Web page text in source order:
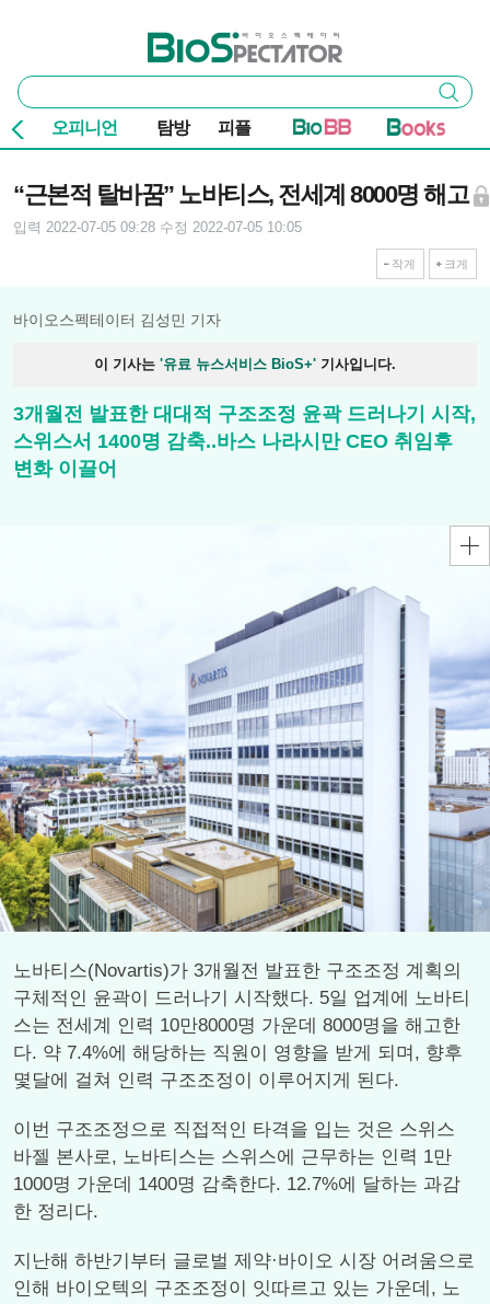
바이오스펙테이터
통
합
검
색
검색
오피니언 탐방 피플
“근본적 탈바꿈” 노바티스, 전세계 8000명 해고
입력 2022-07-05 09:28 수정 2022-07-05 10:05
작게 크게
바이오스펙테이터 김성민 기자
이 기사는 '유료 뉴스서비스 BioS+' 기사입니다.
3개월전 발표한 대대적 구조조정 윤곽 드러나기 시작,
스위스서 1400명 감축..바스 나라시만 CEO 취임후
변화 이끌어
노바티스(Novartis)가 3개월전 발표한 구조조정 계획의
구체적인 윤곽이 드러나기 시작했다. 5일 업계에 노바티
스는 전세계 인력 10만8000명 가운데 8000명을 해고한
다. 약 7.4%에 해당하는 직원이 영향을 받게 되며, 향후
몇달에 걸쳐 인력 구조조정이 이루어지게 된다.
이번 구조조정으로 직접적인 타격을 입는 것은 스위스
바젤 본사로, 노바티스는 스위스에 근무하는 인력 1만
1000명 가운데 1400명 감축한다. 12.7%에 달하는 과감
한 정리다.
지난해 하반기부터 글로벌 제약·바이오 시장 어려움으로
인해 바이오텍의 구조조정이 잇따르고 있는 가운데, 노